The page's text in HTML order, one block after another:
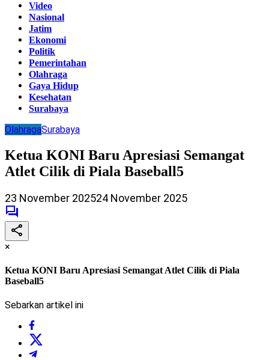
Video
Nasional
Jatim
Ekonomi
Politik
Pemerintahan
Olahraga
Gaya Hidup
Kesehatan
Surabaya
OlahragaSurabaya
Ketua KONI Baru Apresiasi Semangat
Atlet Cilik di Piala Baseball5
23 November 202524 November 2025
×
Ketua KONI Baru Apresiasi Semangat Atlet Cilik di Piala
Baseball5
Sebarkan artikel ini